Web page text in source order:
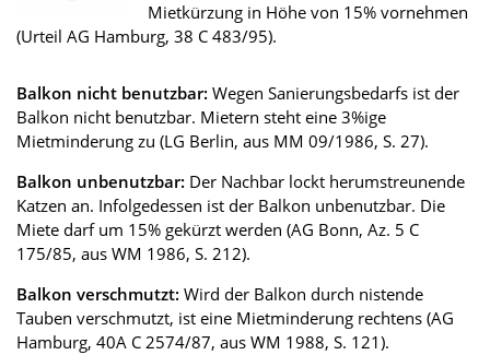
Mietkürzung in Höhe von 15% vornehmen
(Urteil AG Hamburg, 38 C 483/95).
Balkon nicht benutzbar: Wegen Sanierungsbedarfs ist der
Balkon nicht benutzbar. Mietern steht eine 3%ige
Mietminderung zu (LG Berlin, aus MM 09/1986, S. 27).
Balkon unbenutzbar: Der Nachbar lockt herumstreunende
Katzen an. Infolgedessen ist der Balkon unbenutzbar. Die
Miete darf um 15% gekürzt werden (AG Bonn, Az. 5 C
175/85, aus WM 1986, S. 212).
Balkon verschmutzt: Wird der Balkon durch nistende
Tauben verschmutzt, ist eine Mietminderung rechtens (AG
Hamburg, 40A C 2574/87, aus WM 1988, S. 121).